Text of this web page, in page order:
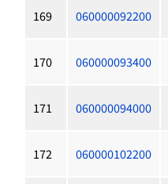
169 060000092200
170 060000093400
171 060000094000
172 060000102200